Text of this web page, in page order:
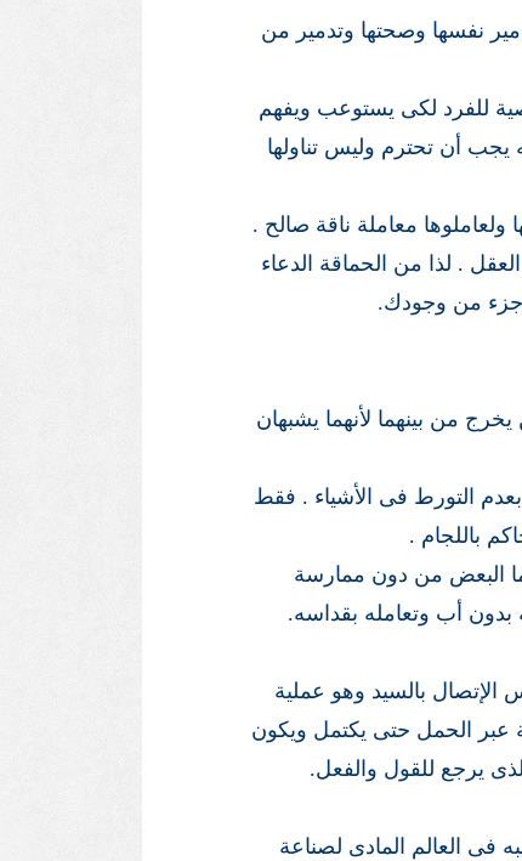
نفسها وصحتها وتدمير من
للفرد لكى يستوعب ويفهم
يجب أن تحترم وليس تناولها
ولعاملوها معاملة ناقة صالح .
. لذا من الحماقة الدعاء
جزء من وجودك.
من بينهما لأنهما يشبهان
التورط فى الأشياء . فقط
باللجام .
البعض من دون ممارسة
بدون أب وتعامله بقداسه.
بالسيد وهو عملية
عبر الحمل حتى يكتمل ويكون
يرجع للقول والفعل.
فى العالم المادى لصناعة